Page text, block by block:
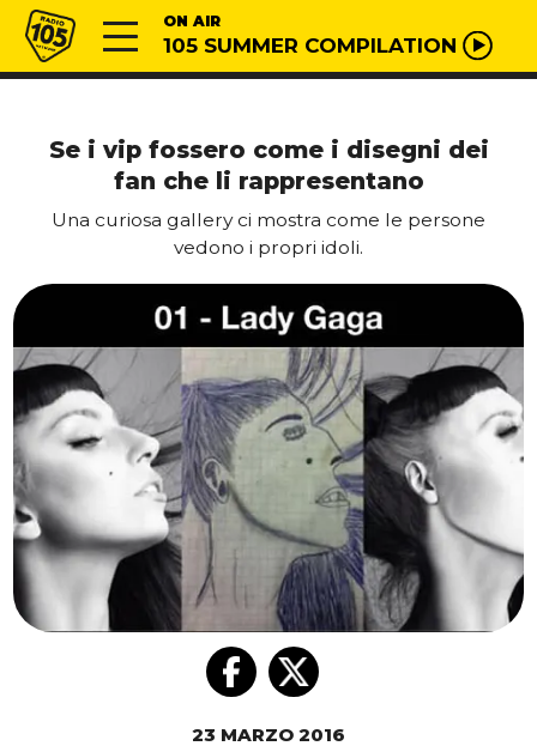
Vai al contenuto
Radio 105 ON AIR
105 SUMMER COMPILATION
Se i vip fossero come i disegni dei
fan che li rappresentano
Una curiosa gallery ci mostra come le persone
vedono i propri idoli.
23 MARZO 2016